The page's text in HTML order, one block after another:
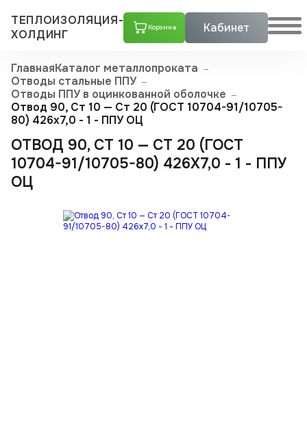
ТЕПЛОИЗОЛЯЦИЯ-
ХОЛДИНГ
Корзина Кабинет
ГлавнаяКаталог металлопроката
Отводы стальные ППУ
Отводы ППУ в оцинкованной оболочке
Отвод 90, Ст 10 — Ст 20 (ГОСТ 10704-91/10705-
80) 426x7,0 - 1 - ППУ ОЦ
ОТВОД 90, СТ 10 — СТ 20 (ГОСТ
10704-91/10705-80) 426X7,0 - 1 - ППУ
ОЦ